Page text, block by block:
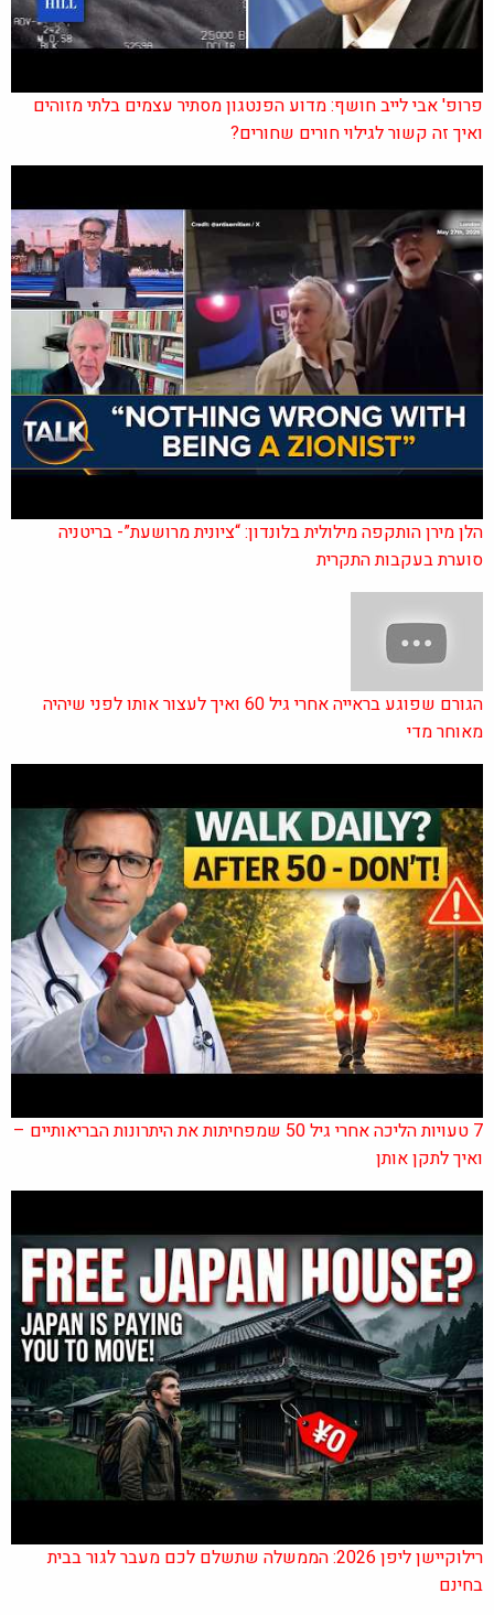
פרופ' אבי לייב חושף: מדוע הפנטגון מסתיר עצמים בלתי מזוהים
ואיך זה קשור לגילוי חורים שחורים?
הלן מירן הותקפה מילולית בלונדון: “ציונית מרושעת”- בריטניה
סוערת בעקבות התקרית
הגורם שפוגע בראייה אחרי גיל 60 ואיך לעצור אותו לפני שיהיה
מאוחר מדי
7 טעויות הליכה אחרי גיל 50 שמפחיתות את היתרונות הבריאותיים –
ואיך לתקן אותן
רילוקיישן ליפן 2026: הממשלה שתשלם לכם מעבר לגור בבית
בחינם